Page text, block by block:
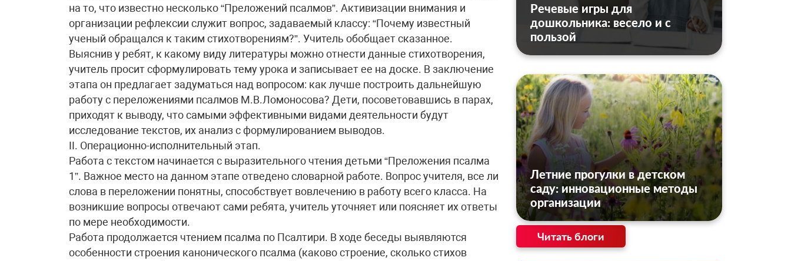
на то, что известно несколько “Преложений псалмов”. Активизации внимания и
организации рефлексии служит вопрос, задаваемый классу: “Почему известный
ученый обращался к таким стихотворениям?”. Учитель обобщает сказанное.
Выяснив у ребят, к какому виду литературы можно отнести данные стихотворения,
учитель просит сформулировать тему урока и записывает ее на доске. В заключение
этапа он предлагает задуматься над вопросом: как лучше построить дальнейшую
работу с переложениями псалмов М.В.Ломоносова? Дети, посоветовавшись в парах,
приходят к выводу, что самыми эффективными видами деятельности будут
исследование текстов, их анализ с формулированием выводов.
II. Операционно-исполнительный этап.
Работа с текстом начинается с выразительного чтения детьми “Преложения псалма
1”. Важное место на данном этапе отведено словарной работе. Вопрос учителя, все ли
слова в переложении понятны, способствует вовлечению в работу всего класса. На
возникшие вопросы отвечают сами ребята, учитель уточняет или поясняет их ответы
по мере необходимости.
Работа продолжается чтением псалма по Псалтири. В ходе беседы выявляются
особенности строения канонического псалма (каково строение, сколько стихов
Речевые игры для
дошкольника: весело и с
пользой
Летние прогулки в детском
саду: инновационные методы
организации
Читать блоги